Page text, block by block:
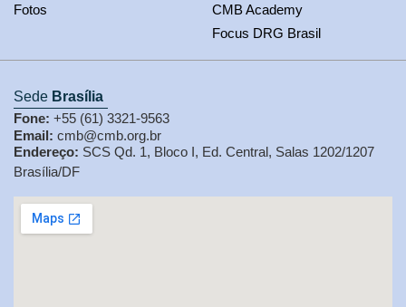
Fotos
CMB Academy
Focus DRG Brasil
Sede Brasília
Fone: +55 (61) 3321-9563
Email: cmb@cmb.org.br
Endereço: SCS Qd. 1, Bloco I, Ed. Central, Salas 1202/1207
Brasília/DF